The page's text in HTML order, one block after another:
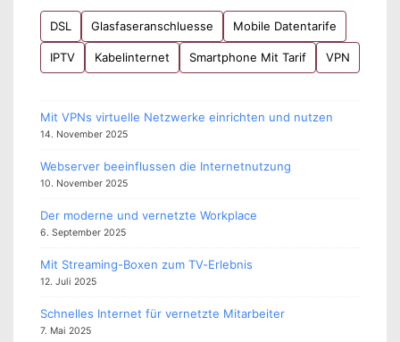
DSL Glasfaseranschluesse Mobile Datentarife
IPTV Kabelinternet Smartphone Mit Tarif VPN
Mit VPNs virtuelle Netzwerke einrichten und nutzen
14. November 2025
Webserver beeinflussen die Internetnutzung
10. November 2025
Der moderne und vernetzte Workplace
6. September 2025
Mit Streaming-Boxen zum TV-Erlebnis
12. Juli 2025
Schnelles Internet für vernetzte Mitarbeiter
7. Mai 2025